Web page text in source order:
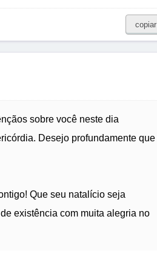
copiar
sobre você neste dia
Desejo profundamente que
Que seu natalício seja
existência com muita alegria no